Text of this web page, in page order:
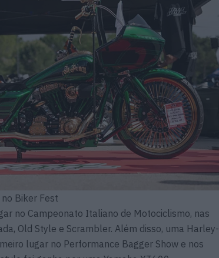
Biker Fest
no Campeonato Italiano de Motociclismo, nas
Old Style e Scrambler. Além disso, uma Harley-
lugar no Performance Bagger Show e nos